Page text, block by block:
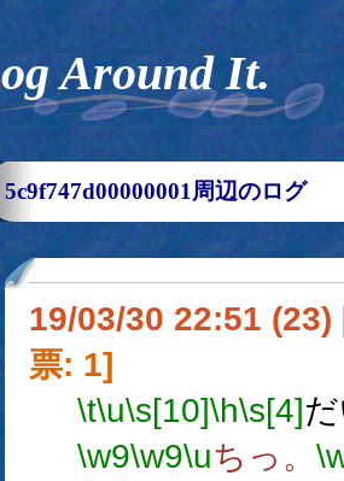
Log Around It.
5c9f747d00000001周辺のログ
19/03/30 22:51 (23)
票: 1]
\t\u\s[10]\h\s[4]
\w9\w9\uちっ。